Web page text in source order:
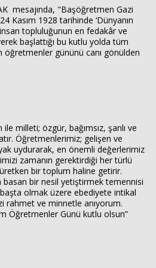
mesajında, "Başöğretmen Gazi
Kasım 1928 tarihinde ‘Dünyanın
topluluğunun en fedakâr ve
başlattığı bu kutlu yolda tüm
öğretmenler gününü canı gönülden
milleti; özgür, bağımsız, şanlı ve
Öğretmenlerimiz; gelişen ve
uydurarak, en önemli değerlerimiz
zamanın gerektirdiği her türlü
bir toplum haline getirir.
basan bir nesil yetiştirmek temennisi
olmak üzere ebediyete intikal
ve minnetle anıyorum.
Öğretmenler Günü kutlu olsun”
Haberin Doğru Adresi.